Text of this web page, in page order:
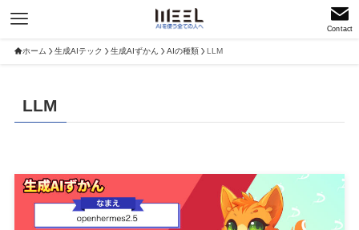
Contact
ホーム 生成AIテック 生成AIずかん AIの種類 LLM
LLM